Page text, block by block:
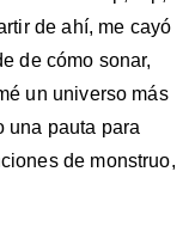
de ahí, me cayó
de cómo sonar,
un universo más
una pauta para
de monstruo,